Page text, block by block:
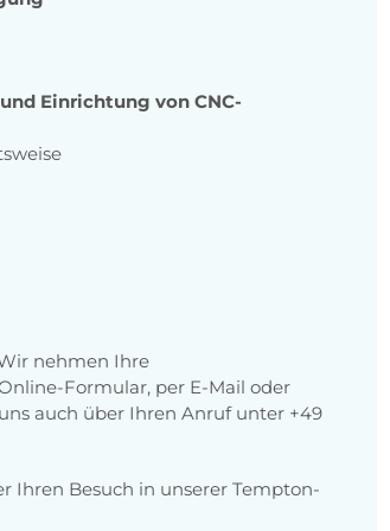
Einrichtung von CNC-
nehmen Ihre
Formular, per E-Mail oder
auch über Ihren Anruf unter +49
Ihren Besuch in unserer Tempton-